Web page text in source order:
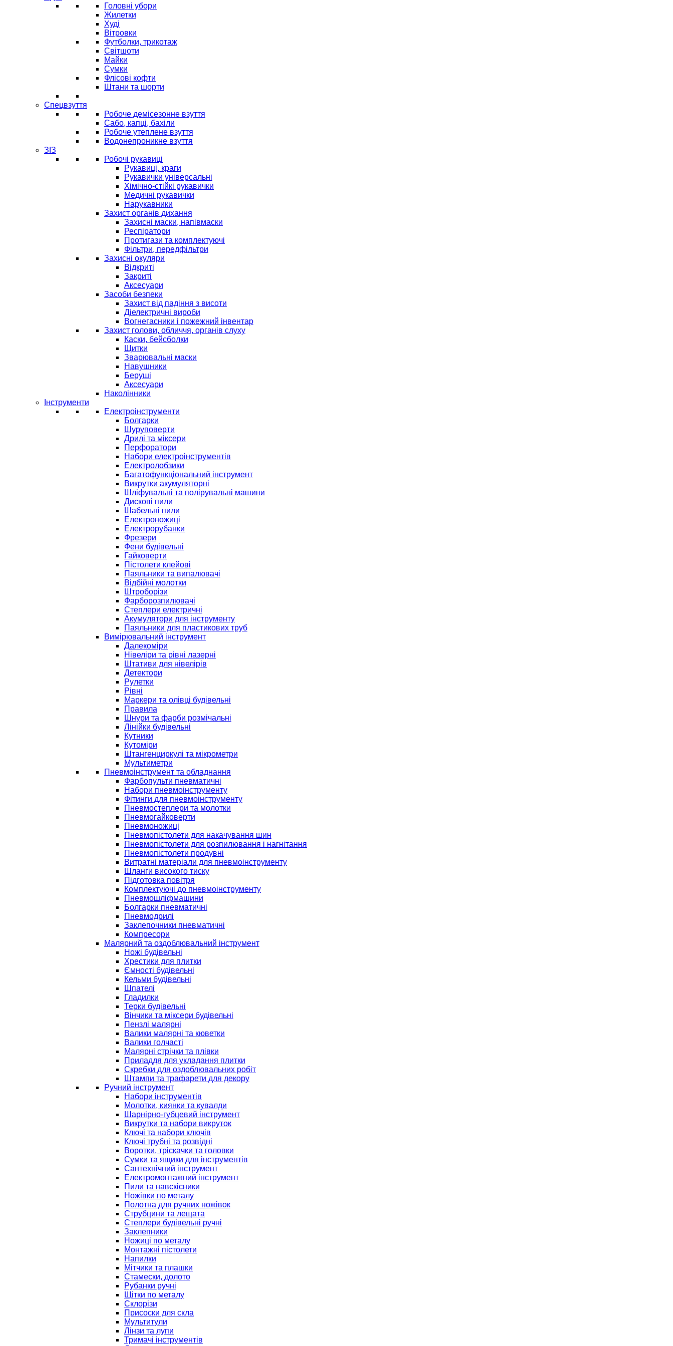
Головні убори
Жилетки
Худі
Вітровки
Футболки, трикотаж
Світшоти
Майки
Сумки
Флісові кофти
Штани та шорти
Спецвзуття
Робоче демісезонне взуття
Сабо, капці, бахіли
Робоче утеплене взуття
Водонепроникне взуття
ЗІЗ
Робочі рукавиці
Рукавиці, краги
Рукавички універсальні
Хімічно-стійкі рукавички
Медичні рукавички
Нарукавники
Захист органів дихання
Захисні маски, напівмаски
Респіратори
Протигази та комплектуючі
Фільтри, передфільтри
Захисні окуляри
Відкриті
Закриті
Аксесуари
Засоби безпеки
Захист від падіння з висоти
Діелектричні вироби
Вогнегасники і пожежний інвентар
Захист голови, обличчя, органів слуху
Каски, бейсболки
Щитки
Зварювальні маски
Навушники
Беруші
Аксесуари
Наколінники
Інструменти
Електроінструменти
Болгарки
Шуруповерти
Дрилі та міксери
Перфоратори
Набори електроінструментів
Електролобзики
Багатофункціональний інструмент
Викрутки акумуляторні
Шліфувальні та полірувальні машини
Дискові пили
Шабельні пили
Електроножиці
Електрорубанки
Фрезери
Фени будівельні
Гайковерти
Пістолети клейові
Паяльники та випалювачі
Відбійні молотки
Штроборізи
Фарборозпилювачі
Степлери електричні
Акумулятори для інструменту
Паяльники для пластикових труб
Вимірювальний інструмент
Далекоміри
Нівеліри та рівні лазерні
Штативи для нівелірів
Детектори
Рулетки
Рівні
Маркери та олівці будівельні
Правила
Шнури та фарби розмічальні
Лінійки будівельні
Кутники
Кутоміри
Штангенциркулі та мікрометри
Мультиметри
Пневмоінструмент та обладнання
Фарбопульти пневматичні
Набори пневмоінструменту
Фітинги для пневмоінструменту
Пневмостеплери та молотки
Пневмогайковерти
Пневмоножиці
Пневмопістолети для накачування шин
Пневмопістолети для розпилювання і нагнітання
Пневмопістолети продувні
Витратні матеріали для пневмоінструменту
Шланги високого тиску
Підготовка повітря
Комплектуючі до пневмоінструменту
Пневмошліфмашини
Болгарки пневматичні
Пневмодрилі
Заклепочники пневматичні
Компресори
Малярний та оздоблювальний інструмент
Ножі будівельні
Хрестики для плитки
Ємності будівельні
Кельми будівельні
Шпателі
Гладилки
Терки будівельні
Вінчики та міксери будівельні
Пензлі малярні
Валики малярні та кюветки
Валики голчасті
Малярні стрічки та плівки
Приладдя для укладання плитки
Скребки для оздоблювальних робіт
Штампи та трафарети для декору
Ручний інструмент
Набори інструментів
Молотки, киянки та кувалди
Шарнірно-губцевий інструмент
Викрутки та набори викруток
Ключі та набори ключів
Ключі трубні та розвідні
Воротки, тріскачки та головки
Сумки та ящики для інструментів
Сантехнічний інструмент
Електромонтажний інструмент
Пили та навскісники
Ножівки по металу
Полотна для ручних ножівок
Струбцини та лещата
Степлери будівельні ручні
Заклепники
Ножиці по металу
Монтажні пістолети
Напилки
Мітчики та плашки
Стамески, долото
Рубанки ручні
Щітки по металу
Склорізи
Присоски для скла
Мультитули
Лінзи та лупи
Тримачі інструментів